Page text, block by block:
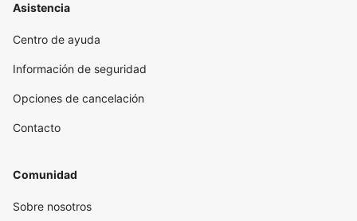
Asistencia
Centro de ayuda
Información de seguridad
Opciones de cancelación
Contacto
Comunidad
Sobre nosotros